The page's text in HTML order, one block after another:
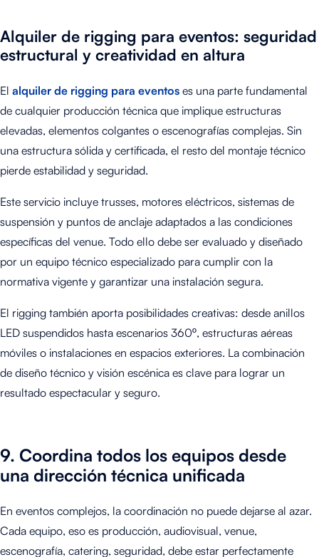
Alquiler de rigging para eventos: seguridad
estructural y creatividad en altura
El alquiler de rigging para eventos es una parte fundamental
de cualquier producción técnica que implique estructuras
elevadas, elementos colgantes o escenografías complejas. Sin
una estructura sólida y certificada, el resto del montaje técnico
pierde estabilidad y seguridad.
Este servicio incluye trusses, motores eléctricos, sistemas de
suspensión y puntos de anclaje adaptados a las condiciones
específicas del venue. Todo ello debe ser evaluado y diseñado
por un equipo técnico especializado para cumplir con la
normativa vigente y garantizar una instalación segura.
El rigging también aporta posibilidades creativas: desde anillos
LED suspendidos hasta escenarios 360º, estructuras aéreas
móviles o instalaciones en espacios exteriores. La combinación
de diseño técnico y visión escénica es clave para lograr un
resultado espectacular y seguro.
9. Coordina todos los equipos desde
una dirección técnica unificada
En eventos complejos, la coordinación no puede dejarse al azar.
Cada equipo, eso es producción, audiovisual, venue,
escenografía, catering, seguridad, debe estar perfectamente